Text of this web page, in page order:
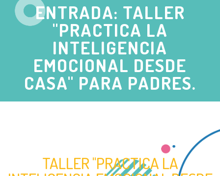
ENTRADA: TALLER
"PRACTICA LA
INTELIGENCIA
EMOCIONAL DESDE
CASA" PARA PADRES.
TALLER "PRACTICA LA